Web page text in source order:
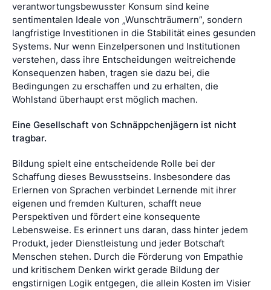
verantwortungsbewusster Konsum sind keine
sentimentalen Ideale von „Wunschträumern”, sondern
langfristige Investitionen in die Stabilität eines gesunden
Systems. Nur wenn Einzelpersonen und Institutionen
verstehen, dass ihre Entscheidungen weitreichende
Konsequenzen haben, tragen sie dazu bei, die
Bedingungen zu erschaffen und zu erhalten, die
Wohlstand überhaupt erst möglich machen.
Eine Gesellschaft von Schnäppchenjägern ist nicht
tragbar.
Bildung spielt eine entscheidende Rolle bei der
Schaffung dieses Bewusstseins. Insbesondere das
Erlernen von Sprachen verbindet Lernende mit ihrer
eigenen und fremden Kulturen, schafft neue
Perspektiven und fördert eine konsequente
Lebensweise. Es erinnert uns daran, dass hinter jedem
Produkt, jeder Dienstleistung und jeder Botschaft
Menschen stehen. Durch die Förderung von Empathie
und kritischem Denken wirkt gerade Bildung der
engstirnigen Logik entgegen, die allein Kosten im Visier